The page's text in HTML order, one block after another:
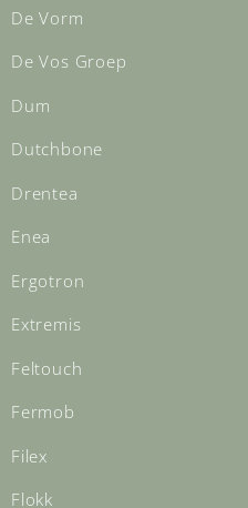
De Vorm
De Vos Groep
Dum
Dutchbone
Drentea
Enea
Ergotron
Extremis
Feltouch
Fermob
Filex
Flokk